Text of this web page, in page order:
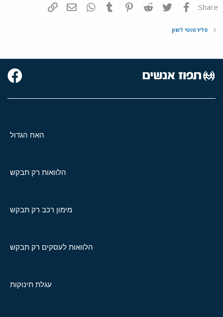
Share: פייסבוק Twitter
Reddit
Pinterest
Tumblr
WhatsAppדואר אלקטרוני
פלירטוטי לשון
האח הגדול
הלוואות רק תבקש
מימון רכב רק תבקש
הלוואות לעסקים רק תבקש
עגלת תינוקות